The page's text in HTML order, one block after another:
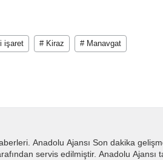
işaret # Kiraz # Manavgat
Anadolu Ajansı Son dakika
servis edilmiştir. Anadolu Ajansı